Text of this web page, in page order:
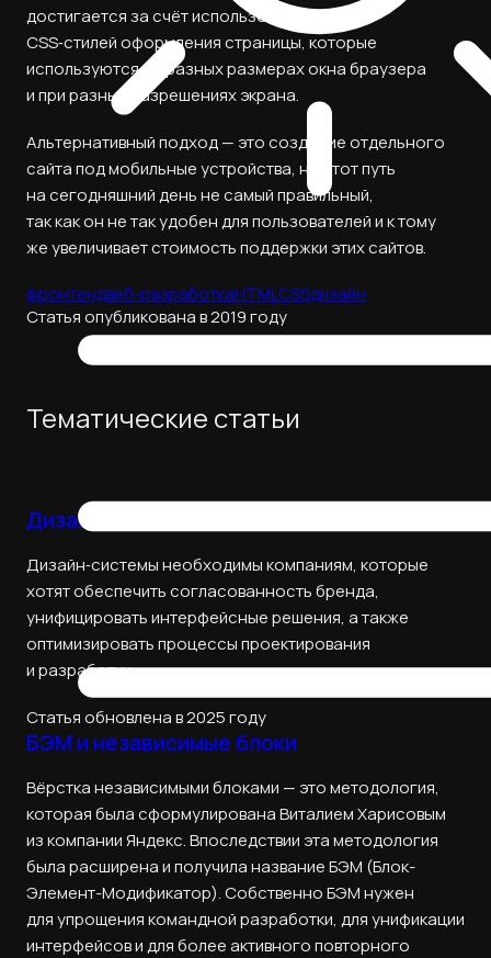
достигается за счёт использования разных
CSS‑стилей оформления страницы, которые
используются на разных размерах окна браузера
и при разных разрешениях экрана.
Альтернативный подход — это создание отдельного
сайта под мобильные устройства, но этот путь
на сегодняшний день не самый правильный,
так как он не так удобен для пользователей и к тому
же увеличивает стоимость поддержки этих сайтов.
фронтендвеб-разработкаHTMLCSSдизайн
Статья опубликована в 2019 году
Тематические статьи
Дизайн-системы
Дизайн‑системы необходимы компаниям, которые
хотят обеспечить согласованность бренда,
унифицировать интерфейсные решения, а также
оптимизировать процессы проектирования
и разработки.
Статья обновлена в 2025 году
БЭМ и независимые блоки
Вёрстка независимыми блоками — это методология,
которая была сформулирована Виталием Харисовым
из компании Яндекс. Впоследствии эта методология
была расширена и получила название БЭМ (Блок-
Элемент-Модификатор). Собственно БЭМ нужен
для упрощения командной разработки, для унификации
интерфейсов и для более активного повторного